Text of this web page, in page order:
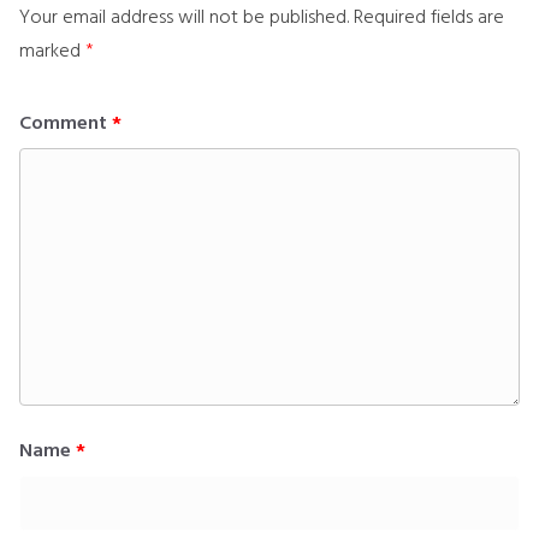
Your email address will not be published. Required fields are
marked *
Comment *
Name *